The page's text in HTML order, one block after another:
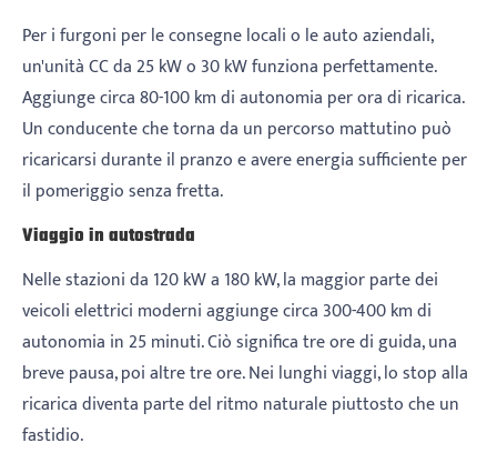
Per i furgoni per le consegne locali o le auto aziendali,
un'unità CC da 25 kW o 30 kW funziona perfettamente.
Aggiunge circa 80-100 km di autonomia per ora di ricarica.
Un conducente che torna da un percorso mattutino può
ricaricarsi durante il pranzo e avere energia sufficiente per
il pomeriggio senza fretta.
Viaggio in autostrada
Nelle stazioni da 120 kW a 180 kW, la maggior parte dei
veicoli elettrici moderni aggiunge circa 300-400 km di
autonomia in 25 minuti. Ciò significa tre ore di guida, una
breve pausa, poi altre tre ore. Nei lunghi viaggi, lo stop alla
ricarica diventa parte del ritmo naturale piuttosto che un
fastidio.